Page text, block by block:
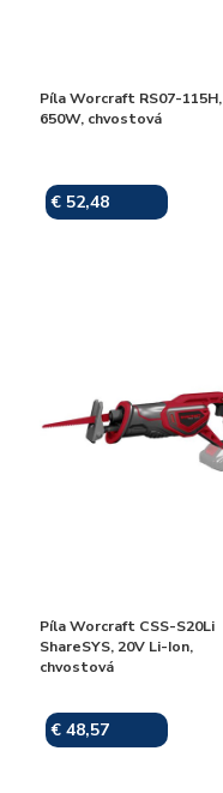
Píla Worcraft RS07-115H,
650W, chvostová
€ 52,48
Píla Worcraft CSS-S20Li
ShareSYS, 20V Li-Ion,
chvostová
€ 48,57